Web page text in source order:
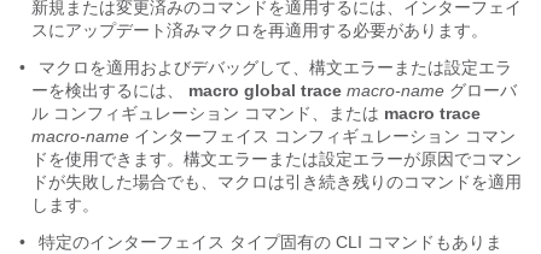
新規または変更済みのコマンドを適用するには、インターフェイ
スにアップデート済みマクロを再適用する必要があります。
•
マクロを適用およびデバッグして、構文エラーまたは設定エラ
ーを検出するには、
macro global trace macro-name グローバ
ル コンフィギュレーション コマンド、または macro trace
macro-name インターフェイス コンフィギュレーション コマン
ドを使用できます。構文エラーまたは設定エラーが原因でコマン
ドが失敗した場合でも、マクロは引き続き残りのコマンドを適用
します。
•
特定のインターフェイス タイプ固有の CLI コマンドもありま